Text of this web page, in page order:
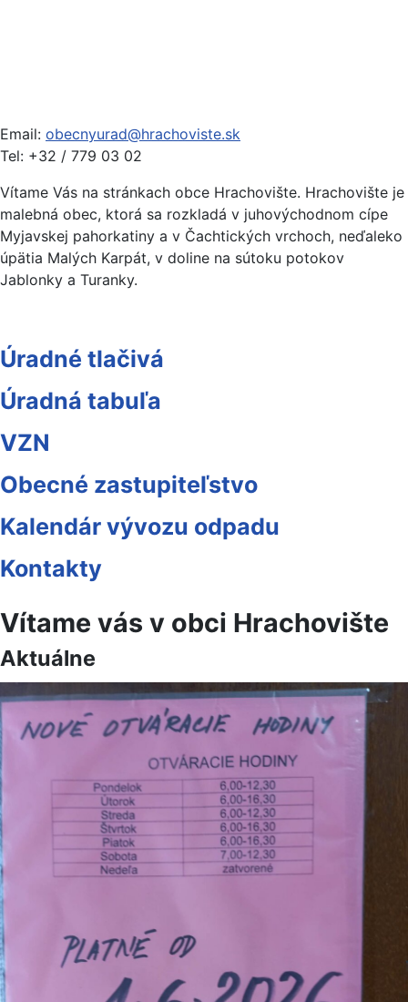
Email: obecnyurad@hrachoviste.sk
Tel: +32 / 779 03 02
Vítame Vás na stránkach obce Hrachovište. Hrachovište je
malebná obec, ktorá sa rozkladá v juhovýchodnom cípe
Myjavskej pahorkatiny a v Čachtických vrchoch, neďaleko
úpätia Malých Karpát, v doline na sútoku potokov
Jablonky a Turanky.
Úradné tlačivá
Úradná tabuľa
VZN
Obecné zastupiteľstvo
Kalendár vývozu odpadu
Kontakty
Vítame vás v obci Hrachovište
Aktuálne